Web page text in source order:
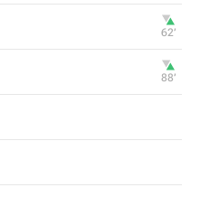
62‎’‎
88‎’‎